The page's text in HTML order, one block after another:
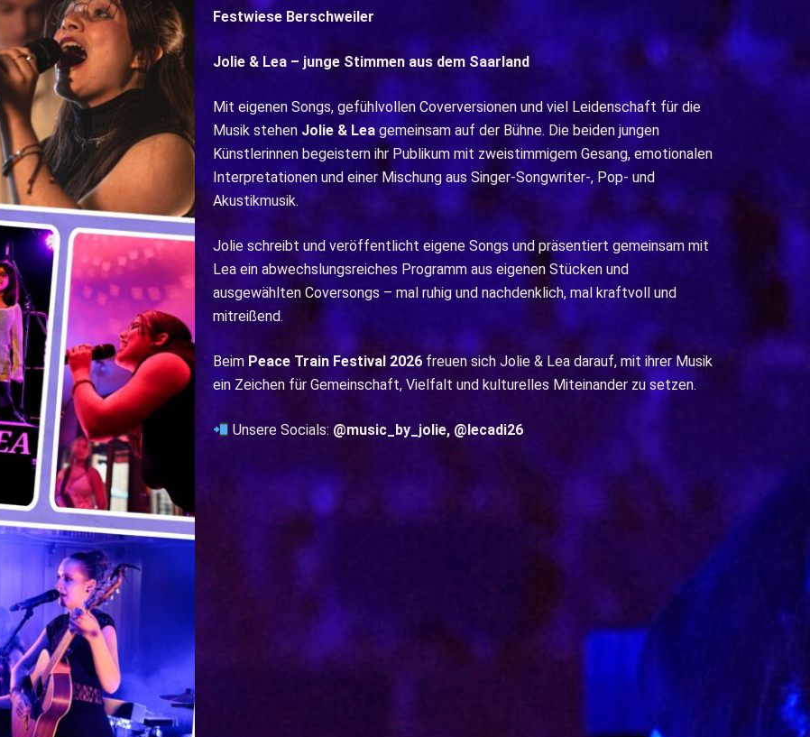
Festwiese Berschweiler
Jolie & Lea – junge Stimmenaus dem Saarland
Mit eigenen Songs, gefühlvollen Coverversionen und viel Leidenschaft für die
Musik stehen Jolie & Leagemeinsam auf der Bühne. Die beiden jungen
Künstlerinnen begeistern ihr Publikum mit zweistimmigem Gesang, emotionalen
Interpretationen und einer Mischung aus Singer-Songwriter-, Pop- und
Akustikmusik.
Jolie schreibt und veröffentlicht eigene Songs und präsentiert gemeinsam mit
Lea ein abwechslungsreiches Programm aus eigenen Stücken und
ausgewählten Coversongs – mal ruhig und nachdenklich, mal kraftvoll und
mitreißend.
Beim Peace Train Festival 2026freuen sich Jolie & Lea darauf, mit ihrer Musik
ein Zeichen für Gemeinschaft, Vielfalt und kulturelles Miteinander zu setzen.
Unsere Socials: @music_by_jolie, @lecadi26